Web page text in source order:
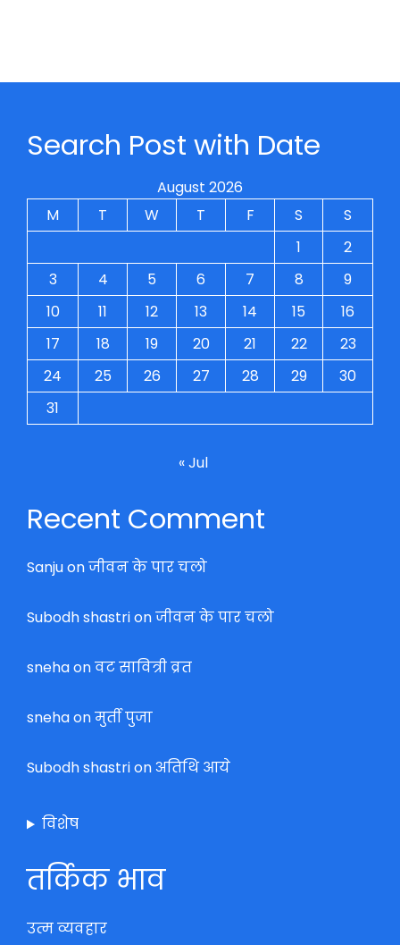
Search Post with Date
August 2026
M
T W T F S
S
1
2
3
4 5 6 7 8
9
10
11 12 13 14 15
16
17
18 19 20 21 22
23
24
25 26 27 28 29
30
31
« Jul
Recent Comment
Sanjuonजीवन के पार चलो
Subodh shastrionजीवन के पार चलो
snehaonवट सावित्री व्रत
snehaonमुर्ती पुजा
Subodh shastrionअतिथि आये
विशेष
तर्किक भाव
उत्म व्यवहार